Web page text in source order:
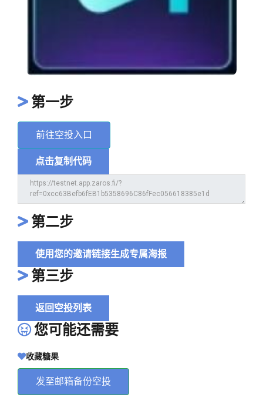
第一步
前往空投入口
点击复制代码
第二步
使用您的邀请链接生成专属海报
第三步
返回空投列表
您可能还需要
收藏糖果
发至邮箱备份空投